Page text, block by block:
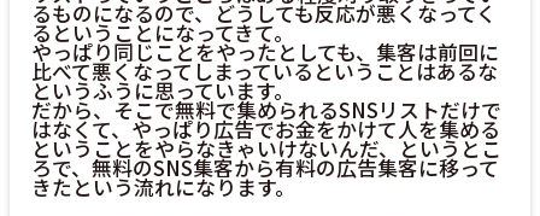
るものになるので、どうしても反応が悪くなってく
るということになってきて。
やっぱり同じことをやったとしても、集客は前回に
比べて悪くなってしまっているということはあるな
というふうに思っています。
だから、そこで無料で集められるSNSリストだけで
はなくて、やっぱり広告でお金をかけて人を集める
ということをやらなきゃいけないんだ、というとこ
ろで、無料のSNS集客から有料の広告集客に移って
きたという流れになります。